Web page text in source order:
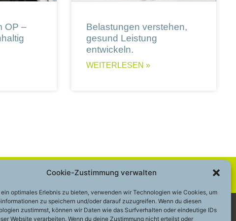
Cookie-Zustimmung verwalten
ein optimales Erlebnis zu bieten, verwenden wir Technologien wie Cookies, um
zu speichern und/oder darauf zuzugreifen. Wenn du diesen
zustimmst, können wir Daten wie das Surfverhalten oder eindeutige IDs
Website verarbeiten. Wenn du deine Zustimmung nicht erteilst oder
OP –
Belastungen verstehen,
gesund Leistung
entwickeln.
WEITERLESEN »